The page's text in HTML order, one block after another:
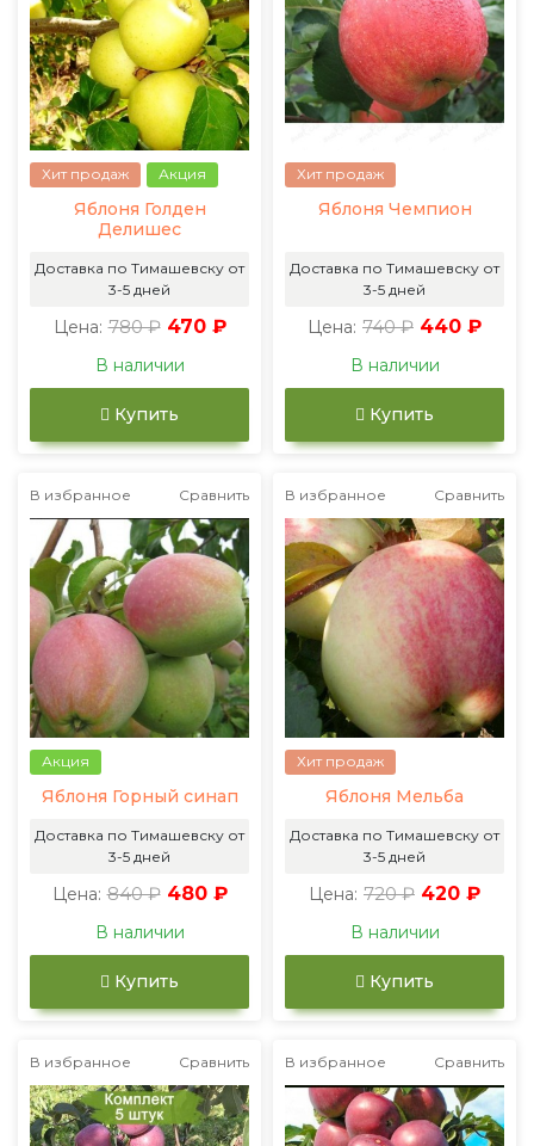
Хит продаж Акция
Яблоня Голден
Делишес
Доставка по Тимашевску от
3-5 дней
Цена: 780 ₽ 470 ₽
В наличии
Купить
Хит продаж
Яблоня Чемпион
Доставка по Тимашевску от
3-5 дней
Цена: 740 ₽ 440 ₽
В наличии
Купить
В избранное Сравнить
Акция
Яблоня Горный синап
Доставка по Тимашевску от
3-5 дней
Цена: 840 ₽ 480 ₽
В наличии
Купить
В избранное Сравнить
Хит продаж
Яблоня Мельба
Доставка по Тимашевску от
3-5 дней
Цена: 720 ₽ 420 ₽
В наличии
Купить
В избранное Сравнить В избранное Сравнить